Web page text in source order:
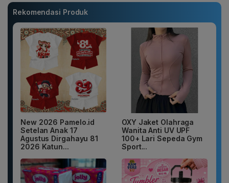
Rekomendasi Produk
New 2026 Pamelo.id
Setelan Anak 17
Agustus Dirgahayu 81
2026 Katun...
OXY Jaket Olahraga
Wanita Anti UV UPF
100+ Lari Sepeda Gym
Sport...